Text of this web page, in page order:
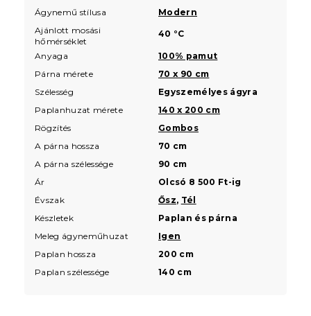
Ágynemű stílusa
Modern
Ajánlott mosási
hőmérséklet
40 °C
Anyaga
100% pamut
Párna mérete
70 x 90 cm
Szélesség
Egyszemélyes ágyra
Paplanhuzat mérete
140 x 200 cm
Rögzítés
Gombos
A párna hossza
70 cm
A párna szélessége
90 cm
Ár
Olcsó 8 500 Ft-ig
Évszak
Ősz, Tél
Készletek
Paplan és párna
Meleg ágyneműhuzat
Igen
Paplan hossza
200 cm
Paplan szélessége
140 cm